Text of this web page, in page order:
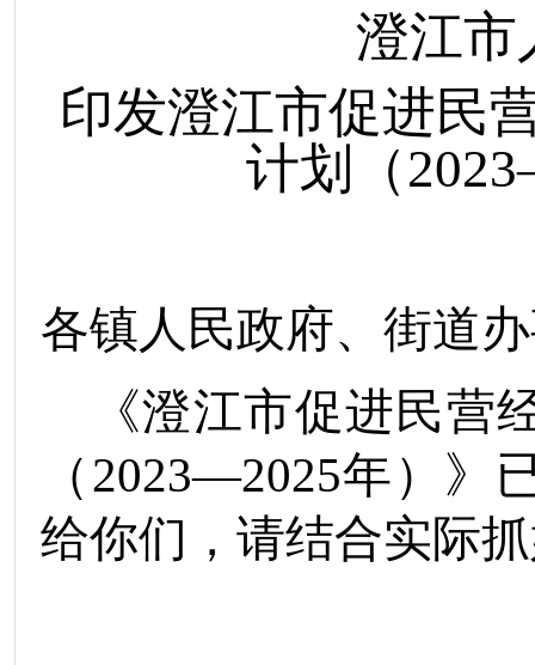
澄江市
印发澄江市促进民
计划
（2023
各镇人民政府、街道
《澄江市促进民营
（2023—2025年） 》
给你们，请结合实际